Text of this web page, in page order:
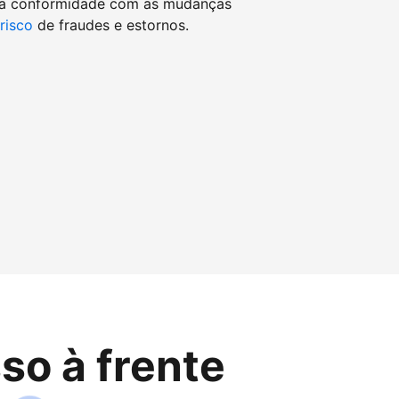
conformidade com as mudanças
de fraudes e estornos.
à frente